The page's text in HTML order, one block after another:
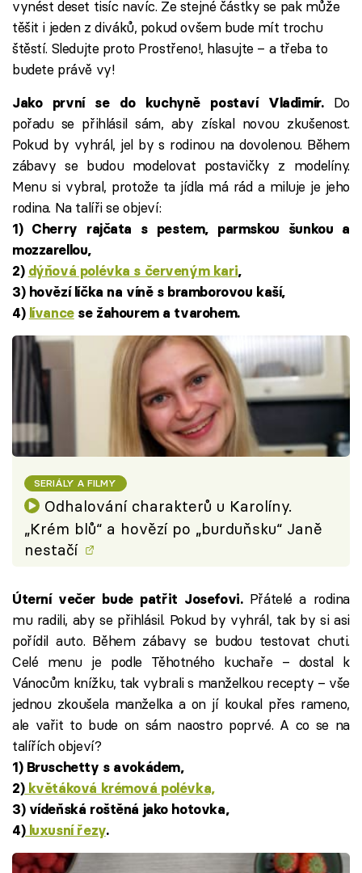
vynést deset tisíc navíc. Ze stejné částky se pak může
těšit i jeden z diváků, pokud ovšem bude mít trochu
štěstí. Sledujte proto Prostřeno!, hlasujte – a třeba to
budete právě vy!
Jako první se do kuchyně postaví Vladimír.Do
pořadu se přihlásil sám, aby získal novou zkušenost.
Pokud by vyhrál, jel by s rodinou na dovolenou. Během
zábavy se budou modelovat postavičky z modelíny.
Menu si vybral, protože ta jídla má rád a miluje je jeho
rodina. Na talíři se objeví:
1) Cherry rajčata s pestem, parmskou šunkou a
mozzarellou,
2) dýňová polévka s červeným kari,
3) hovězí líčka na víně s bramborovou kaší,
4) lívancese žahourem a tvarohem.
SERIÁLY A FILMY
Odhalování charakterů u Karolíny.
„Krém blů“ a hovězí po „burduňsku“ Janě
nestačí
Úterní večer bude patřit Josefovi. Přátelé a rodina
mu radili, aby se přihlásil. Pokud by vyhrál, tak by si asi
pořídil auto. Během zábavy se budou testovat chuti.
Celé menu je podle Těhotného kuchaře – dostal k
Vánocům knížku, tak vybrali s manželkou recepty – vše
jednou zkoušela manželka a on jí koukal přes rameno,
ale vařit to bude on sám naostro poprvé. A co se na
talířích objeví?
1) Bruschetty s avokádem,
2)květáková krémová polévka,
3) vídeňská roštěná jako hotovka,
4)luxusní řezy.